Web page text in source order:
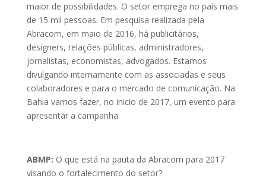
maior de possibilidades. O setor emprega no país mais
de 15 mil pessoas. Em pesquisa realizada pela
Abracom, em maio de 2016, há publicitários,
designers, relações públicas, administradores,
jornalistas, economistas, advogados. Estamos
divulgando internamente com as associadas e seus
colaboradores e para o mercado de comunicação. Na
Bahia vamos fazer, no inicio de 2017, um evento para
apresentar a campanha.
ABMP: O que está na pauta da Abracom para 2017
visando o fortalecimento do setor?